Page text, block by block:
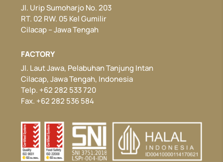
Jl. Urip Sumoharjo No. 203
RT. 02 RW. 05 Kel Gumilir
Cilacap – Jawa Tengah
FACTORY
Jl. Laut Jawa, Pelabuhan Tanjung Intan
Cilacap, Jawa Tengah, Indonesia
Telp. +62 282 533 720
Fax. +62 282 536 584